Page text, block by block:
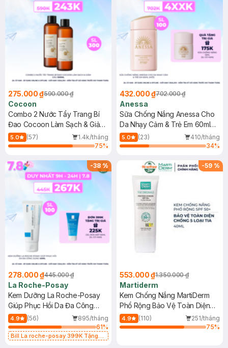
275.000 ₫590.000 ₫
Cocoon
Combo 2 Nước Tẩy Trang Bí
Đao Cocoon Làm Sạch & Giảm
Dầu 500ml
5.0 (57)
1.4k/tháng
75%
432.000 ₫702.000 ₫
Anessa
Sữa Chống Nắng Anessa Cho
Da Nhạy Cảm & Trẻ Em 60ml
(Mới)
5.0 (23)
410/tháng
34%
-38%
278.000 ₫445.000 ₫
La Roche-Posay
Kem Dưỡng La Roche-Posay
Giúp Phục Hồi Da Đa Công
Dụng 40ml
4.9 (56)
895/tháng
61%
Bill La roche-posay 399K Tặng
-59 %
553.000 ₫1.350.000 ₫
Martiderm
Kem Chống Nắng MartiDerm
Phổ Rộng Bảo Vệ Toàn Diện
40ml
4.9 (110)
251/tháng
75%